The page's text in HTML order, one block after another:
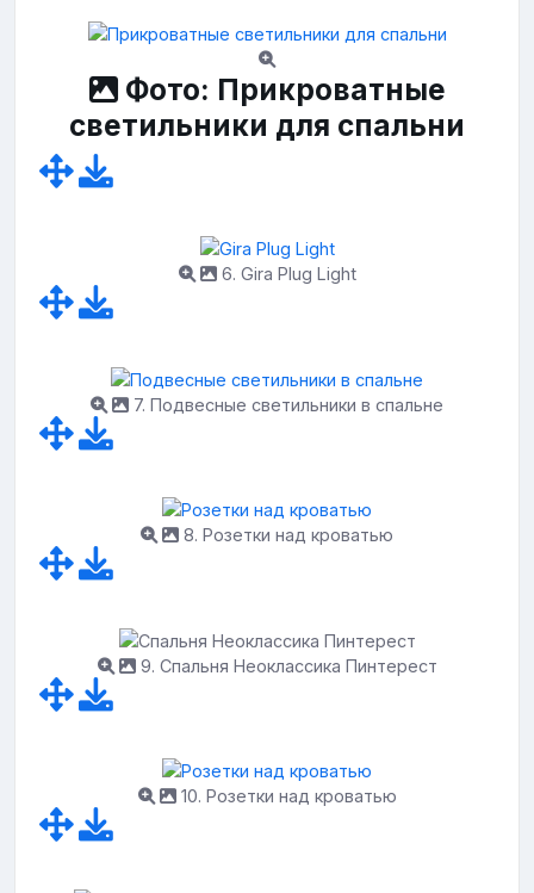
Фото: Прикроватные
светильники для спальни
6. Gira Plug Light
7. Подвесные светильники в спальне
8. Розетки над кроватью
9. Спальня Неоклассика Пинтерест
10. Розетки над кроватью